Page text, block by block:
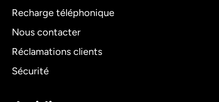
Recharge téléphonique
Nous contacter
Réclamations clients
Sécurité